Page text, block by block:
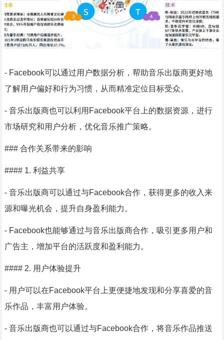
- Facebook可以通过用户数据分析，帮助音乐出版商更好地
了解用户偏好和行为习惯，从而精准定位目标受众。
- 音乐出版商也可以利用Facebook平台上的数据资源，进行
市场研究和用户分析，优化音乐推广策略。
### 合作关系带来的影响
#### 1. 利益共享
- 音乐出版商可以通过与Facebook合作，获得更多的收入来
源和曝光机会，提升自身盈利能力。
- Facebook也能够通过与音乐出版商合作，吸引更多用户和
广告主，增加平台的活跃度和盈利能力。
#### 2. 用户体验提升
- 用户可以在Facebook平台上更便捷地发现和分享喜爱的音
乐作品，丰富用户体验。
- 音乐出版商也可以通过与Facebook合作，将音乐作品推送